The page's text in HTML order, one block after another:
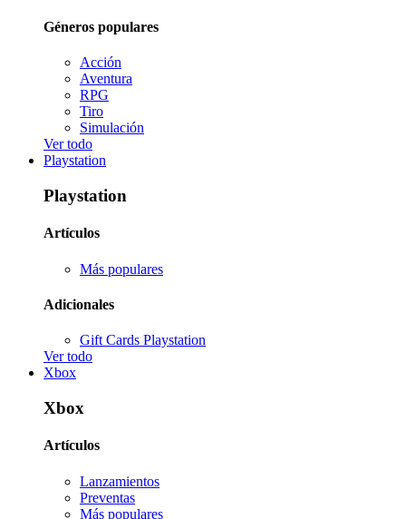
Géneros populares
Acción
Aventura
RPG
Tiro
Simulación
Ver todo
Playstation
Playstation
Artículos
Más populares
Adicionales
Gift Cards Playstation
Ver todo
Xbox
Xbox
Artículos
Lanzamientos
Preventas
Más populares